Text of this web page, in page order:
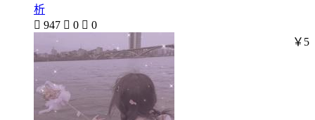
析
 947  0  0
￥5